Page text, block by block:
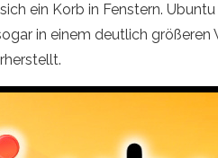
ein Korb in Fenstern.
in einem deutlich